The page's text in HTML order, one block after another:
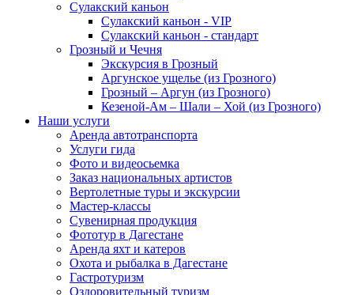
Сулакский каньон
Сулакский каньон - VIP
Сулакский каньон - стандарт
Грозный и Чечня
Экскурсия в Грозный
Аргунское ущелье (из Грозного)
Грозный – Аргун (из Грозного)
Кезеной-Ам – Шали – Хой (из Грозного)
Наши услуги
Аренда автотранспорта
Услуги гида
Фото и видеосьемка
Заказ национальных артистов
Вертолетные туры и экскурсии
Мастер-классы
Сувенирная продукция
Фототур в Дагестане
Аренда яхт и катеров
Охота и рыбалка в Дагестане
Гастротуризм
Оздоровительный туризм